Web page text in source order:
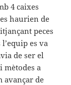
4 caixes
haurien de
peces
es va
de ser el
mètodes a
avançar de